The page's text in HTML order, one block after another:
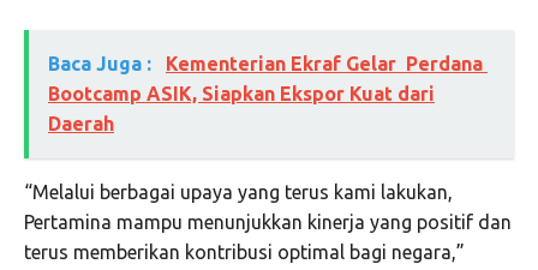
Baca Juga :
Kementerian Ekraf Gelar Perdana
Bootcamp ASIK, Siapkan Ekspor Kuat dari
Daerah
“Melalui berbagai upaya yang terus kami lakukan,
Pertamina mampu menunjukkan kinerja yang positif dan
terus memberikan kontribusi optimal bagi negara,”